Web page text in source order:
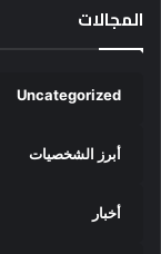
المجالات
Uncategorized
أبرز الشخصيات
أخبار